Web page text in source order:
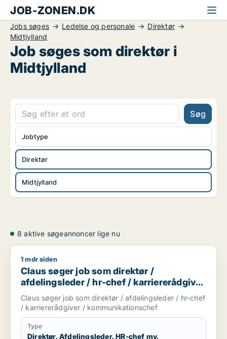
JOB-ZONEN.DK
Jobs søges Ledelse og personale
Direktør
Midtjylland
Job søges som direktør i
Midtjylland
Søg
Direktør
Midtjylland
Jobtype
8 aktive søgeannoncer lige nu
Claus søger job som direktør / afdelingsleder / hr-chef /
1 mdr siden
Claus søger job som direktør /
afdelingsleder / hr-chef / karriererådgiver
/ kommunikationschef
Claus søger job som direktør / afdelingsleder / hr-chef
/ karriererådgiver / kommunikationschef
Type
Direktør, Afdelingsleder, HR-chef mv.